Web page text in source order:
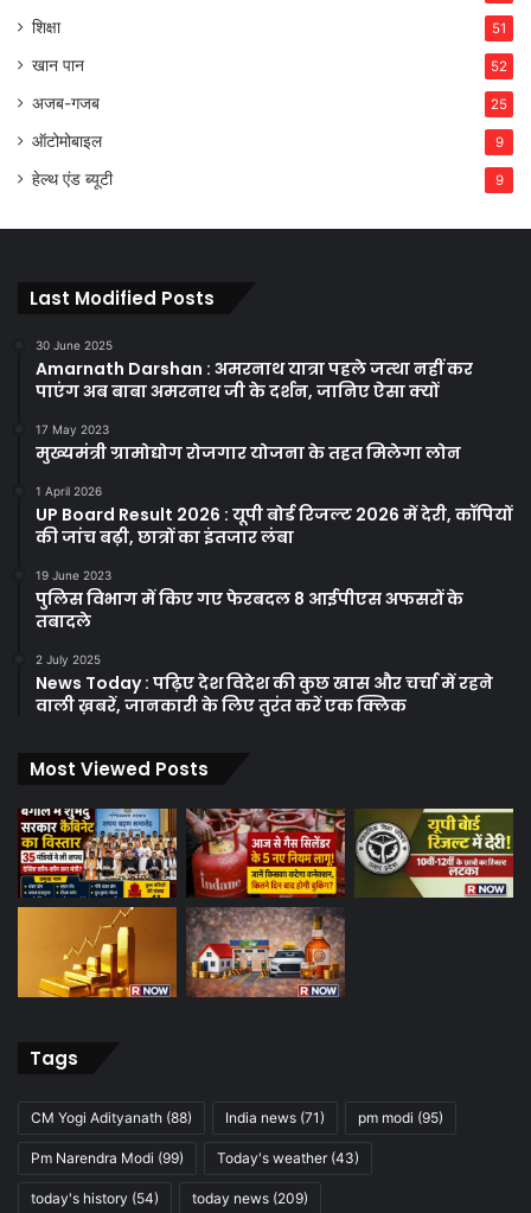
शिक्षा 51
खान पान 52
अजब-गजब 25
ऑटोमोबाइल 9
हेल्थ एंड ब्यूटी 9
Last Modified Posts
30 June 2025
Amarnath Darshan : अमरनाथ यात्रा पहले जत्था नहीं कर
पाएंग अब बाबा अमरनाथ जी के दर्शन, जानिए ऐसा क्यों
17 May 2023
मुख्यमंत्री ग्रामोद्योग रोजगार योजना के तहत मिलेगा लोन
1 April 2026
UP Board Result 2026 : यूपी बोर्ड रिजल्ट 2026 में देरी, कॉपियों
की जांच बढ़ी, छात्रों का इंतजार लंबा
19 June 2023
पुलिस विभाग में किए गए फेरबदल 8 आईपीएस अफसरों के
तबादले
2 July 2025
News Today : पढ़िए देश विदेश की कुछ खास और चर्चा में रहने
वाली ख़बरें, जानकारी के लिए तुरंत करें एक क्लिक
Most Viewed Posts
Tags
CM Yogi Adityanath (88) India news (71) pm modi (95)
Pm Narendra Modi (99) Today's weather(43)
today's history (54) today news (209)